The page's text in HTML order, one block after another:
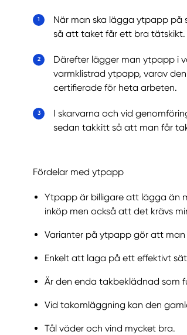
När man ska lägga ytpapp på
så att taket får ett bra tätskikt.
Därefter lägger man ytpapp i
varmklistrad ytpapp, varav
certifierade för heta arbeten.
I skarvarna och vid
sedan takkitt så att man får
Fördelar med ytpapp
Ytpapp är billigare att lägga än
inköp men också att det krävs
Varianter på ytpapp gör att man
Enkelt att laga på ett effektivt
Är den enda takbeklädnad som
Vid takomläggning kan den
Tål väder och vind mycket bra.